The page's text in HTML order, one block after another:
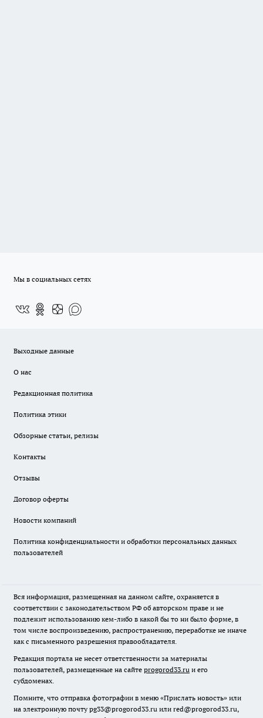
Мы в социальных сетях
Выходные данные
О нас
Редакционная политика
Политика этики
Обзорные статьи, релизы
Контакты
Отзывы
Договор оферты
Новости компаний
Политика конфиденциальности и обработки персональных данных
пользователей
Вся информация, размещенная на данном сайте, охраняется в
соответствии с законодательством РФ об авторском праве и не
подлежит использованию кем-либо в какой бы то ни было форме, в
том числе воспроизведению, распространению, переработке не иначе
как с письменного разрешения правообладателя.
Редакция портала не несет ответственности за материалы
пользователей, размещенные на сайте progorod33.ru и его
субдоменах.
Помните, что отправка фотографии в меню «Прислать новость» или
на электронную почту pg33@progorod33.ru или red@progorod33.ru,